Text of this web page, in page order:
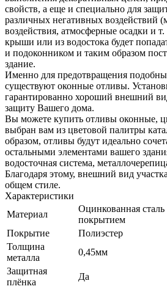
свойств, а еще и специально для
различных негативных воздействий
воздействия, атмосферные осадки и
крыши или из водостока будет
и подоконником и таким образом
здание.
Именно для предотвращения
существуют оконные отливы.
гарантированно хороший внешний
защиту Вашего дома.
Вы можете купить отливы оконные,
выбран вам из цветовой палитры
образом, отливы будут идеально
остальными элементами вашего
водосточная система,
Благодаря этому, внешний вид
общем стиле.
Характеристики
Материал
Оцинкованная
покрытием
Покрытие
Полиэстер
Толщина
металла
0,45мм
Защитная
плёнка
Да